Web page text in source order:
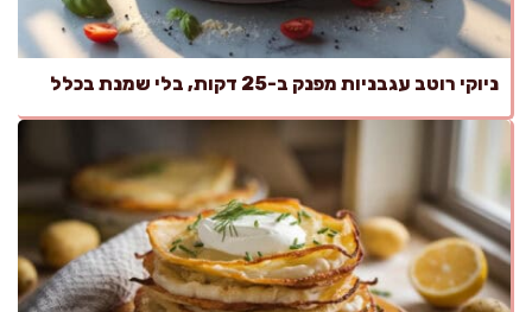
ניוקי רוטב עגבניות מפנק ב-25 דקות, בלי שמנת בכלל